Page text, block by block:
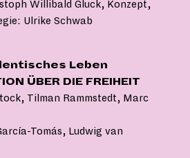
Willibald Gluck, Konzept,
Ulrike Schwab
Leben
ÜBER DIE FREIHEIT
Tilman Rammstedt, Marc
Tomás, Ludwig van